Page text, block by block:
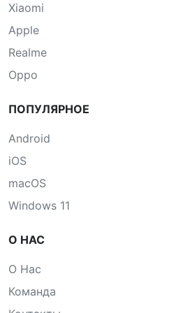
Xiaomi
Apple
Realme
Oppo
ПОПУЛЯРНОЕ
Android
iOS
macOS
Windows 11
О НАС
О Нас
Команда